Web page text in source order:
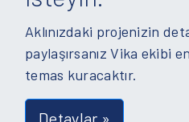
Aklınızdaki projenizin
paylaşırsanız Vika ekibi
temas kuracaktır.
Detaylar »